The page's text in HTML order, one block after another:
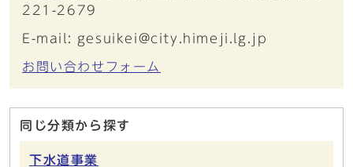
221-2679
E-mail: gesuikei@city.himeji.lg.jp
お問い合わせフォーム
同じ分類から探す
下水道事業